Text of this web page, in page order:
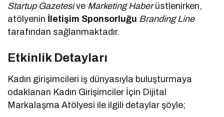
Startup Gazetesive Marketing Haberüstlenirken,
atölyenin İletişim Sponsorluğu Branding Line
tarafından sağlanmaktadır.
Etkinlik Detayları
Kadın girişimcileri iş dünyasıyla buluşturmaya
odaklanan Kadın Girişimciler İçin Dijital
Markalaşma Atölyesi ile ilgili detaylar şöyle;